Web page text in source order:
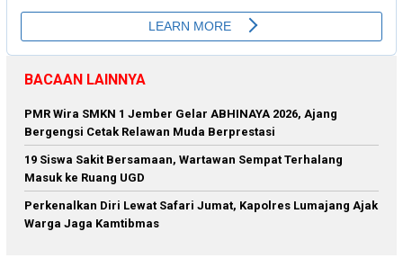
BACAAN LAINNYA
PMR Wira SMKN 1 Jember Gelar ABHINAYA 2026, Ajang
Bergengsi Cetak Relawan Muda Berprestasi
19 Siswa Sakit Bersamaan, Wartawan Sempat Terhalang
Masuk ke Ruang UGD
Perkenalkan Diri Lewat Safari Jumat, Kapolres Lumajang Ajak
Warga Jaga Kamtibmas